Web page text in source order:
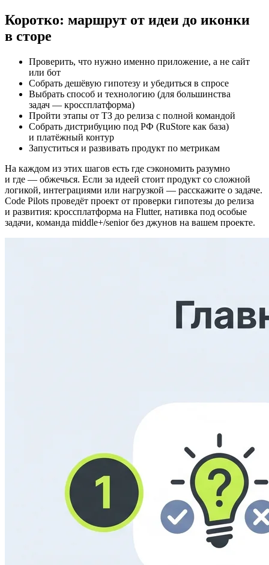
Коротко: маршрут от идеи до иконки
в сторе
Проверить, что нужно именно приложение, а не сайт
или бот
Собрать дешёвую гипотезу и убедиться в спросе
Выбрать способ и технологию (для большинства
задач — кроссплатформа)
Пройти этапы от ТЗ до релиза с полной командой
Собрать дистрибуцию под РФ (RuStore как база)
и платёжный контур
Запуститься и развивать продукт по метрикам
На каждом из этих шагов есть где сэкономить разумно
и где — обжечься. Если за идеей стоит продукт со сложной
логикой, интеграциями или нагрузкой — расскажите о задаче.
Code Pilots проведёт проект от проверки гипотезы до релиза
и развития: кроссплатформа на Flutter, нативка под особые
задачи, команда middle+/senior без джунов на вашем проекте.